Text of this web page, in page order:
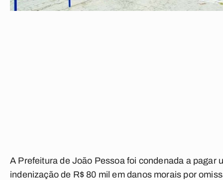
A Prefeitura de João Pessoa foi condenada a pagar
indenização de R$ 80 mil em danos morais por